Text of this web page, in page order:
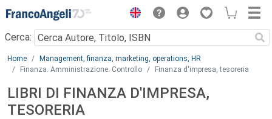
Menu
Cerca:
Main content
Home
Management, finanza, marketing, operations, HR
Finanza. Amministrazione. Controllo
Finanza d'impresa, tesoreria
LIBRI DI FINANZA D'IMPRESA,
TESORERIA